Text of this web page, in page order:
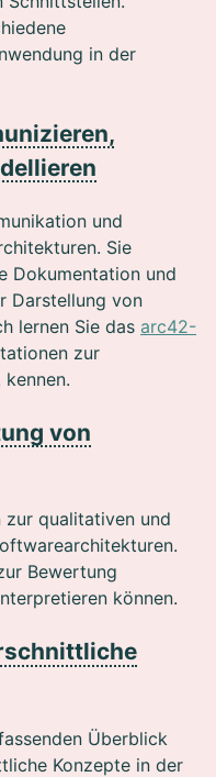
in der
und
Sie
Dokumentation und
Darstellung von
lernen Sie das arc42-
zur
von
qualitativen und
Bewertung
können.
Überblick
Konzepte in der